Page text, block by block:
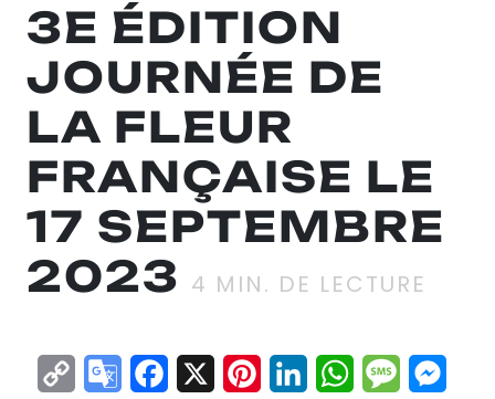
3E ÉDITION
JOURNÉE DE
LA FLEUR
FRANÇAISE LE
17 SEPTEMBRE
2023 4 MIN. DE LECTURE
Copy GoogleFacebook
X Pinterest
LinkedInWhatsApp